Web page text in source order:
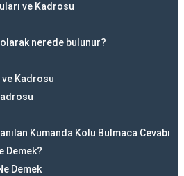
ve Kadrosu
nerede bulunur?
ve Kadrosu
Kumanda Kolu Bulmaca Cevabı
Demek?
Demek